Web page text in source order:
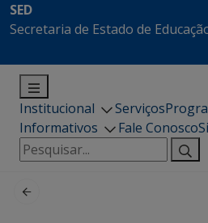
SED
Secretaria de Estado de
Institucional Serviços
Informativos
Fale Conosco
Pesquisar
por: